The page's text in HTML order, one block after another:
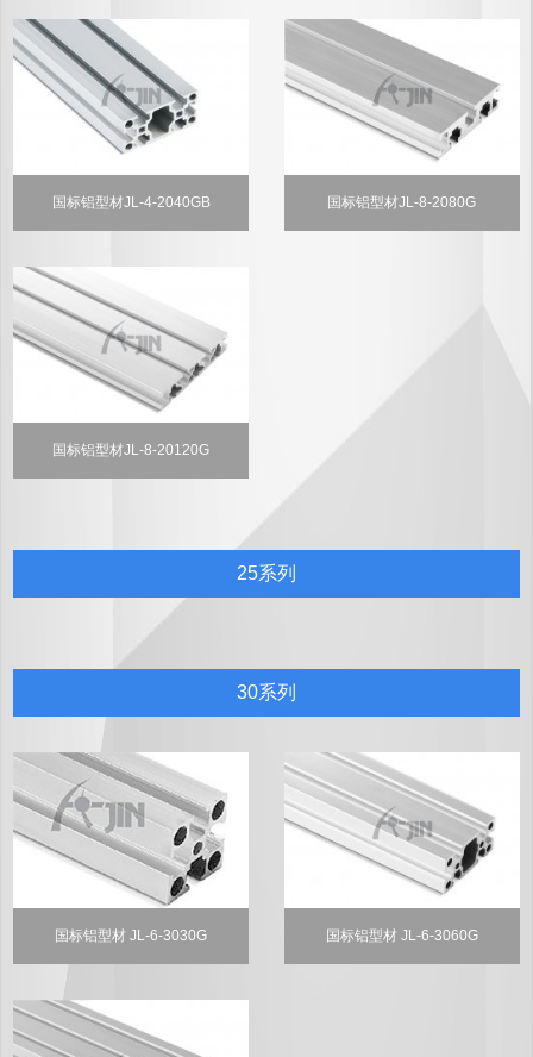
国标铝型材JL-4-2040GB 国标铝型材JL-8-2080G
国标铝型材JL-8-20120G
25系列
30系列
国标铝型材 JL-6-3030G 国标铝型材 JL-6-3060G